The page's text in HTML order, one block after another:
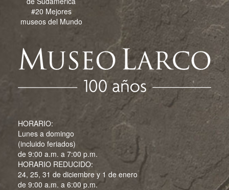
#20 Mejores
museos del Mundo
HORARIO:
Lunes a domingo
(incluido feriados)
de 9:00 a.m. a 7:00 p.m.
HORARIO REDUCIDO:
24, 25, 31 de diciembre y 1 de enero
de 9:00 a.m. a 6:00 p.m.